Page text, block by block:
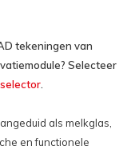
tekeningen van
Selecteer
als melkglas,
en functionele